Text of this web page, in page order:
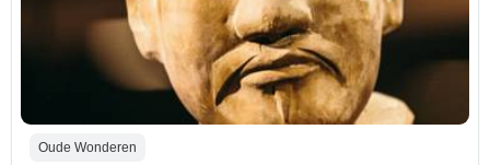
Oude Wonderen